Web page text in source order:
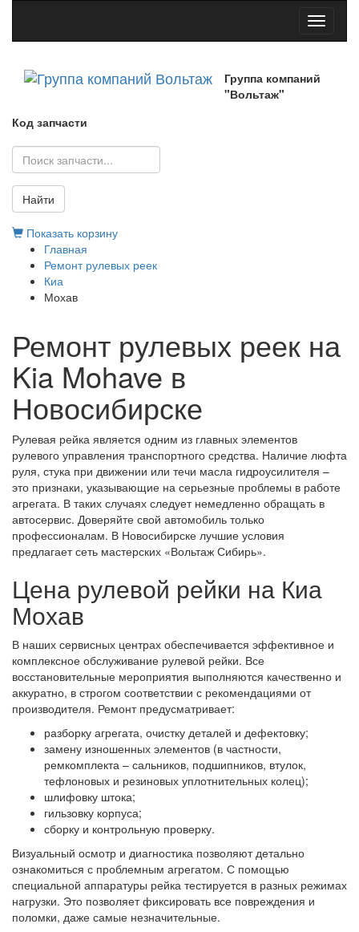
Toggle
Группа компаний
"Вольтаж"
Код запчасти
Найти
Показать корзину
Главная
Ремонт рулевых реек
Киа
Мохав
Ремонт рулевых реек на
Kia Mohave в
Новосибирске
Рулевая рейка является одним из главных элементов
рулевого управления транспортного средства. Наличие люфта
руля, стука при движении или течи масла гидроусилителя –
это признаки, указывающие на серьезные проблемы в работе
агрегата. В таких случаях следует немедленно обращать в
автосервис. Доверяйте свой автомобиль только
профессионалам. В Новосибирске лучшие условия
предлагает сеть мастерских «Вольтаж Сибирь».
Цена рулевой рейки на Киа
Мохав
В наших сервисных центрах обеспечивается эффективное и
комплексное обслуживание рулевой рейки. Все
восстановительные мероприятия выполняются качественно и
аккуратно, в строгом соответствии с рекомендациями от
производителя. Ремонт предусматривает:
разборку агрегата, очистку деталей и дефектовку;
замену изношенных элементов (в частности,
ремкомплекта – сальников, подшипников, втулок,
тефлоновых и резиновых уплотнительных колец);
шлифовку штока;
гильзовку корпуса;
сборку и контрольную проверку.
Визуальный осмотр и диагностика позволяют детально
ознакомиться с проблемным агрегатом. С помощью
специальной аппаратуры рейка тестируется в разных режимах
нагрузки. Это позволяет фиксировать все повреждения и
поломки, даже самые незначительные.